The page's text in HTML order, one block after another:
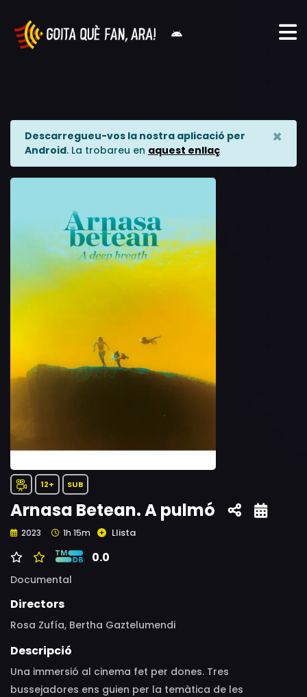
Descarregueu-vos la nostra aplicació per
Android. La trobareu en aquest enllaç
×
12+ SUB
Arnasa Betean. A pulmó
2023 1h 15m Llista
0.0
Documental
Directors
Rosa Zufía, Bertha Gaztelumendi
Descripció
Una immersió al cinema fet per dones. Tres
bussejadores ens guien per la temàtica de les